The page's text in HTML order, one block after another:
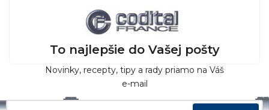
To najlepšie do Vašej pošty
Novinky, recepty, tipy a rady priamo na Váš
e-mail